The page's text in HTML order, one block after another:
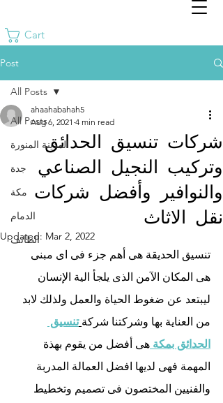
Cart
Post
All Posts
المدينة المنورة
جدة
مكة
الدمام
الطائف
All Posts
شركات تنسيق الحدائق
وتركيب النجيل الصناعي
والنوافير وأفضل شركات
نقل الاثاث
ahaahabahah5
Aug 6, 2021 4 min read
Updated: Mar 2, 2022
تنسيق الحديقة هى أهم جزء فى اى مبنى
هى المكان الآمن الذى يلجأ الية الإنسان
ليبتعد عن ضغوط الحياة والعمل ولذلك لابد
من العناية بها وشركتنا شركة تنسيق
الحدائق بمكة هى أفضل من يقوم بهذة
المهمة فهى لديها افضل العمالة المدربة
والفنيين المختصون فى تصميم وتخطيط